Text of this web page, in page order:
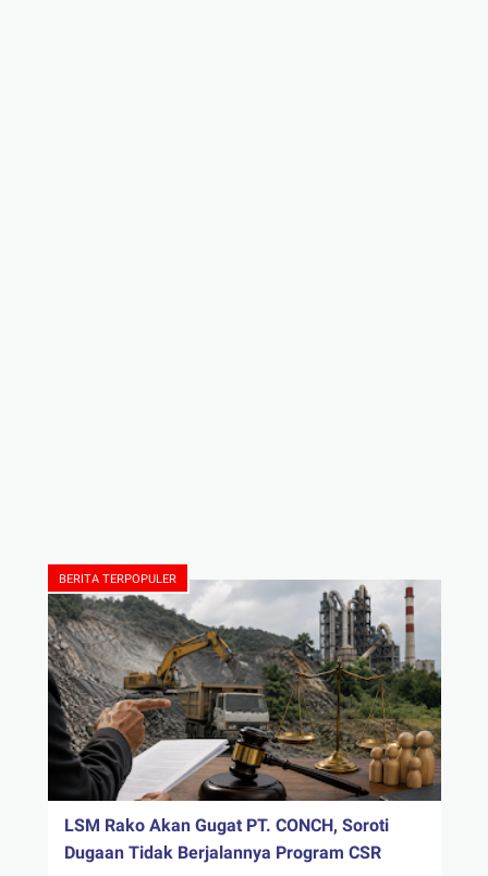
BERITA TERPOPULER
LSM Rako Akan Gugat PT. CONCH, Soroti
Dugaan Tidak Berjalannya Program CSR